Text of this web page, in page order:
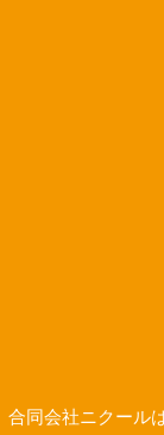
合同会社ニクール